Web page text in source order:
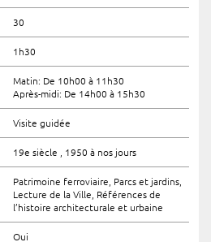
30
1h30
Matin: De 10h00 à 11h30
Après-midi: De 14h00 à 15h30
Visite guidée
19e siècle , 1950 à nos jours
Patrimoine ferroviaire, Parcs et jardins,
Lecture de la Ville, Références de
l’histoire architecturale et urbaine
Oui